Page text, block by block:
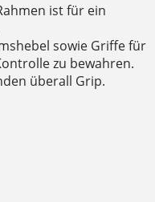
ist für ein
sowie Griffe für
zu bewahren.
überall Grip.